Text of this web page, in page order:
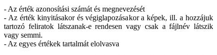
- Az érték azonosítási számát és megnevezését
- Az érték kinyitásakor és végiglapozásakor a képek, ill. a hozzájuk
tartozó feliratok látszanak-e rendesen vagy csak a fájlnév látszik
vagy semmi.
- Az egyes értékek tartalmát elolvasva